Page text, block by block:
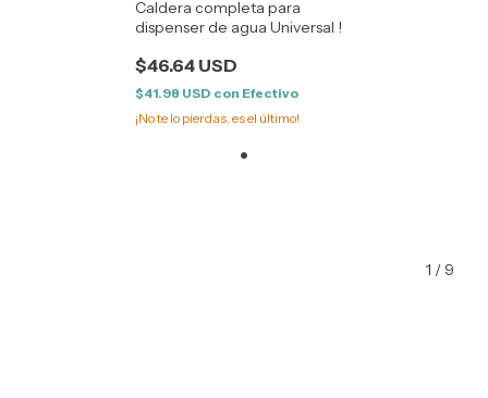
Caldera completa para
dispenser de agua Universal !
$46.64 USD
$41.98 USD con Efectivo
¡No te lo pierdas, es el último!
1 / 9